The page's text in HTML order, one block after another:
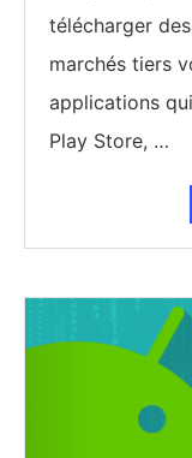
télécharger
marchés tiers
applications
Play Store, …